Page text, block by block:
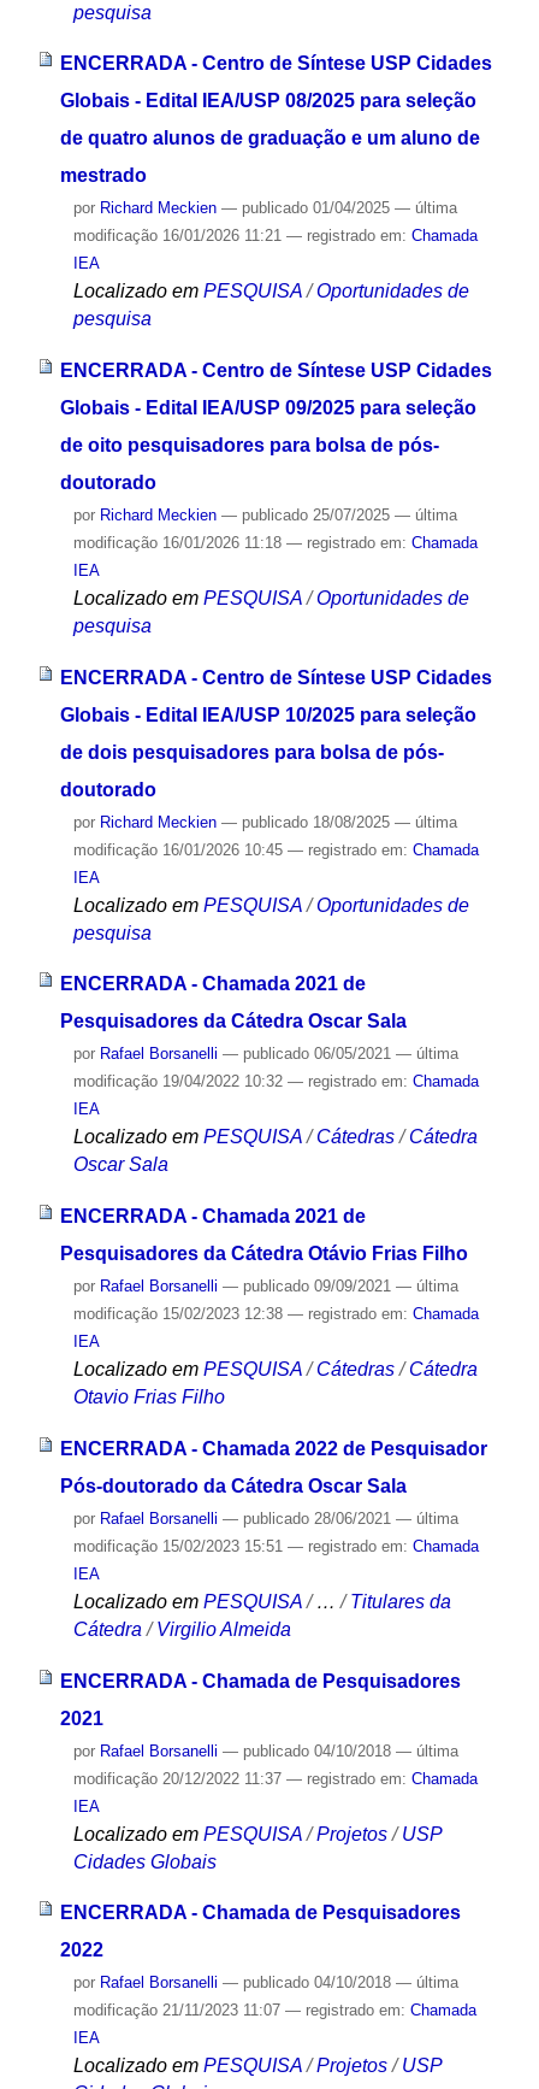
pesquisa
ENCERRADA - Centro de Síntese USP Cidades
Globais - Edital IEA/USP 08/2025 para seleção
de quatro alunos de graduação e um aluno de
mestrado
por Richard Meckien — publicado01/04/2025 — última
modificação16/01/2026 11:21 — registrado em: Chamada
IEA
Localizado em PESQUISA /Oportunidades de
pesquisa
ENCERRADA - Centro de Síntese USP Cidades
Globais - Edital IEA/USP 09/2025 para seleção
de oito pesquisadores para bolsa de pós-
doutorado
por Richard Meckien — publicado25/07/2025 — última
modificação16/01/2026 11:18 — registrado em: Chamada
IEA
Localizado em PESQUISA /Oportunidades de
pesquisa
ENCERRADA - Centro de Síntese USP Cidades
Globais - Edital IEA/USP 10/2025 para seleção
de dois pesquisadores para bolsa de pós-
doutorado
por Richard Meckien — publicado18/08/2025 — última
modificação16/01/2026 10:45 — registrado em: Chamada
IEA
Localizado em PESQUISA /Oportunidades de
pesquisa
ENCERRADA - Chamada 2021 de
Pesquisadores da Cátedra Oscar Sala
por Rafael Borsanelli — publicado06/05/2021 — última
modificação19/04/2022 10:32 — registrado em: Chamada
IEA
Localizado em PESQUISA / Cátedras/ Cátedra
Oscar Sala
ENCERRADA - Chamada 2021 de
Pesquisadores da Cátedra Otávio Frias Filho
por Rafael Borsanelli — publicado09/09/2021 — última
modificação15/02/2023 12:38 — registrado em: Chamada
IEA
Localizado em PESQUISA /Cátedras/Cátedra
Otavio Frias Filho
ENCERRADA - Chamada 2022 de Pesquisador
Pós-doutorado da Cátedra Oscar Sala
por Rafael Borsanelli — publicado28/06/2021 — última
modificação15/02/2023 15:51 — registrado em: Chamada
IEA
Localizado em PESQUISA /…/Titulares da
Cátedra /Virgilio Almeida
ENCERRADA - Chamada de Pesquisadores
2021
por Rafael Borsanelli — publicado04/10/2018 — última
modificação20/12/2022 11:37 — registrado em: Chamada
IEA
Localizado em PESQUISA /Projetos/USP
Cidades Globais
ENCERRADA - Chamada de Pesquisadores
2022
por Rafael Borsanelli — publicado04/10/2018 — última
modificação21/11/2023 11:07 — registrado em: Chamada
IEA
Localizado em PESQUISA /Projetos/USP